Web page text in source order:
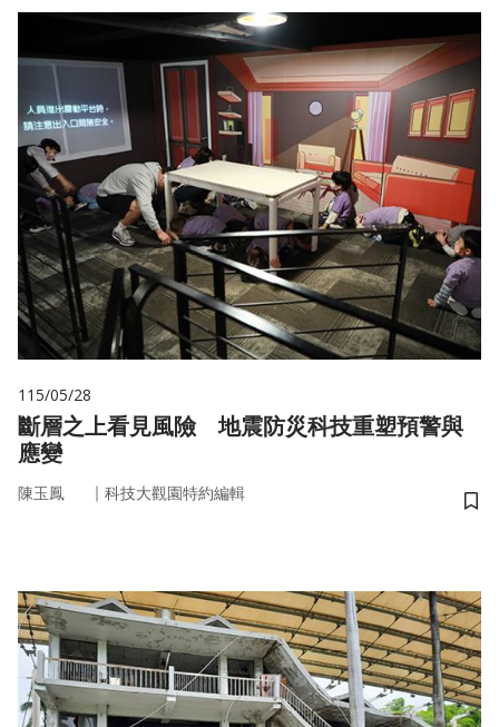
115/05/28
斷層之上看見風險 地震防災科技重塑預警與
應變
陳玉鳳 ｜ 科技大觀園特約編輯
儲